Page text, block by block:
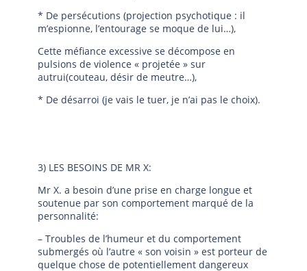
* De persécutions (projection psychotique : il
m’espionne, l’entourage se moque de lui…),
Cette méfiance excessive se décompose en
pulsions de violence « projetée » sur
autrui(couteau, désir de meutre…),
* De désarroi (je vais le tuer, je n’ai pas le choix).
3) LES BESOINS DE MR X:
Mr X. a besoin d’une prise en charge longue et
soutenue par son comportement marqué de la
personnalité:
– Troubles de l’humeur et du comportement
submergés où l’autre « son voisin » est porteur de
quelque chose de potentiellement dangereux